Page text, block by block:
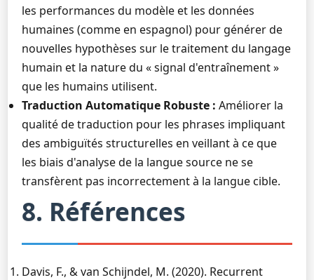
les performances du modèle et les données
humaines (comme en espagnol) pour générer de
nouvelles hypothèses sur le traitement du langage
humain et la nature du « signal d'entraînement »
que les humains utilisent.
Traduction Automatique Robuste : Améliorer la
qualité de traduction pour les phrases impliquant
des ambiguïtés structurelles en veillant à ce que
les biais d'analyse de la langue source ne se
transfèrent pas incorrectement à la langue cible.
8. Références
Davis, F., & van Schijndel, M. (2020). Recurrent